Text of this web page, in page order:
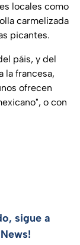
locales como
carmelizada
picantes.
páis, y del
la francesa,
ofrecen
o con
sigue a